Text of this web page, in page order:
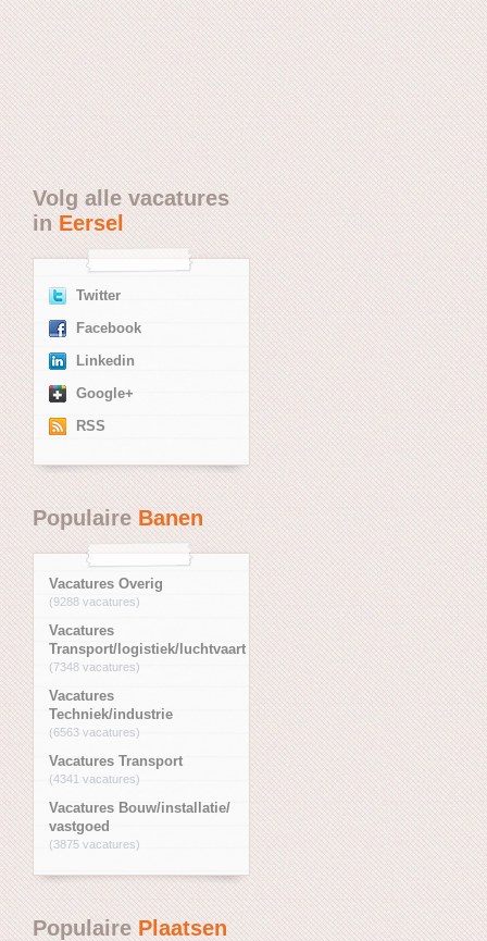
Volg alle vacatures
in Eersel
Twitter
Facebook
Linkedin
Google+
RSS
PopulaireBanen
Vacatures Overig
(9288 vacatures)
Vacatures
Transport/logistiek/luchtvaart
(7348 vacatures)
Vacatures
Techniek/industrie
(6563 vacatures)
Vacatures Transport
(4341 vacatures)
Vacatures Bouw/installatie/
vastgoed
(3875 vacatures)
PopulairePlaatsen